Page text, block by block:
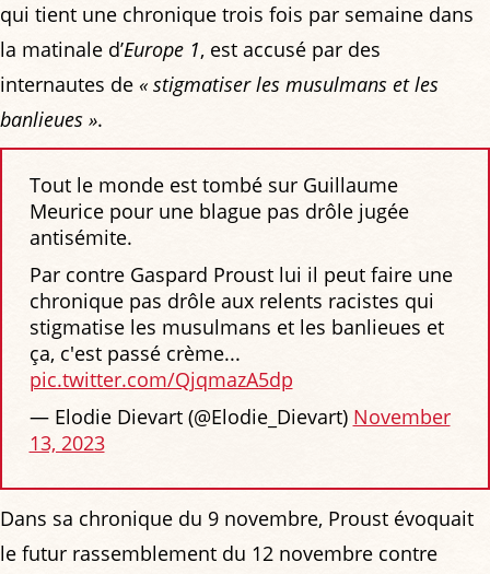
qui tient une chronique trois fois par semaine dans
la matinale d’Europe 1, est accusé par des
internautes de « stigmatiser les musulmans et les
banlieues ».
Tout le monde est tombé sur Guillaume
Meurice pour une blague pas drôle jugée
antisémite.
Par contre Gaspard Proust lui il peut faire une
chronique pas drôle aux relents racistes qui
stigmatise les musulmans et les banlieues et
ça, c'est passé crème...
pic.twitter.com/QjqmazA5dp
— Elodie Dievart (@Elodie_Dievart) November
13, 2023
Dans sa chronique du 9 novembre, Proust évoquait
le futur rassemblement du 12 novembre contre